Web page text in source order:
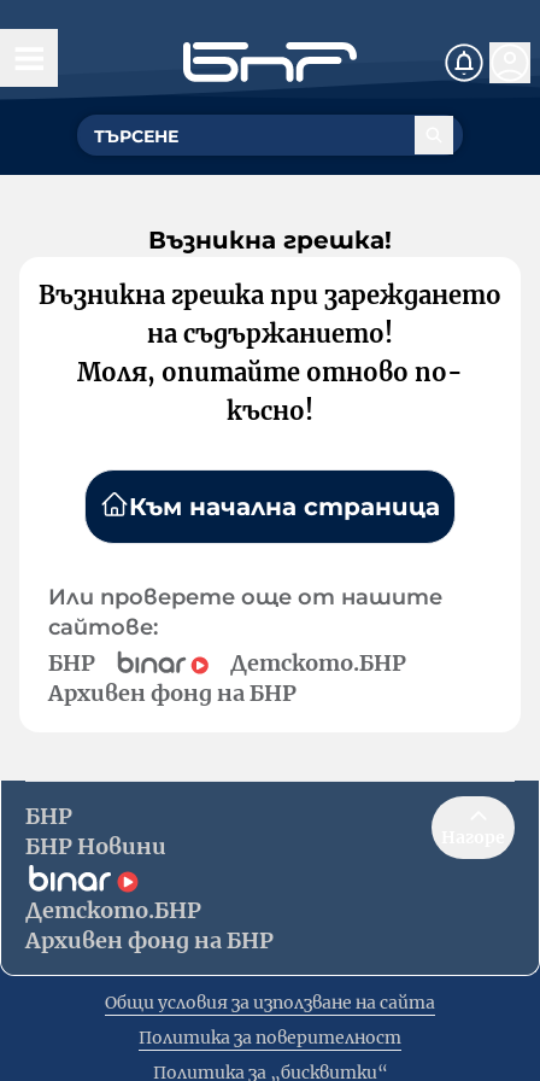
Възникна грешка!
Възникна грешка при зареждането
на съдържанието!
Моля, опитайте отново по-
късно!
Към начална страница
Или проверете още от нашите
сайтове:
БНР
Детското.БНР
Архивен фонд на БНР
БНР
БНР Новини
Детското.БНР
Архивен фонд на БНР
Общи условия за използване на сайта
Политика за поверителност
Политика за „бисквитки“